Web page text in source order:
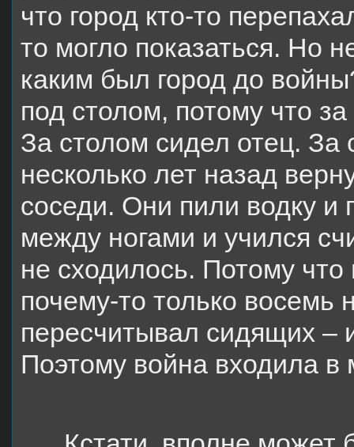
что город кто-то
то могло показаться. Но
каким был город до
под столом, потому что
За столом сидел отец.
несколько лет назад
соседи. Они пили водку и
между ногами и учился
не сходилось. Потому
почему-то только восемь
пересчитывал сидящих –
Поэтому война входила в